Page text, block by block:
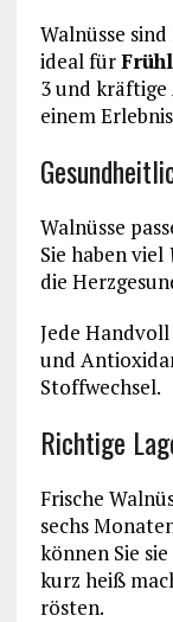
Walnüsse
ideal für
3 und kräftige
einem
Walnüsse
Sie haben viel
die
Jede
und
Stoffwechsel.
Richtige
Frische
sechs
können Sie sie
kurz heiß
rösten.